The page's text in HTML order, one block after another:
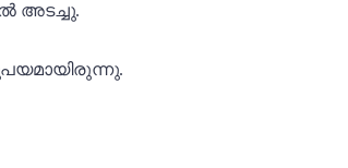
അടച്ചു.